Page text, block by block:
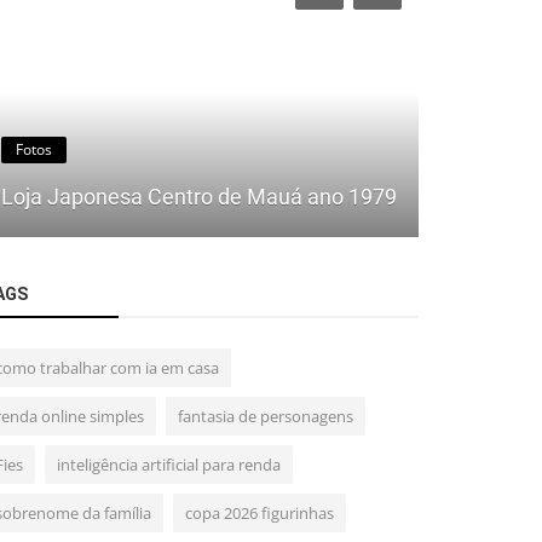
Fotos
Loja Japonesa Centro de Mauá ano 1979
trabalhar com ia em casa
online simples fantasia de personagens
inteligência artificial para renda
da família copa 2026 figurinhas